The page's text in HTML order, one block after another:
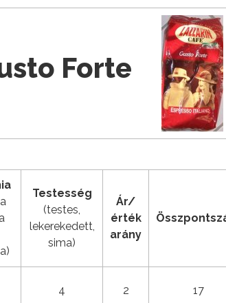
Forte
Testesség
(testes,
lekerekedett,
sima)
Ár/
érték
arány
4 2 17